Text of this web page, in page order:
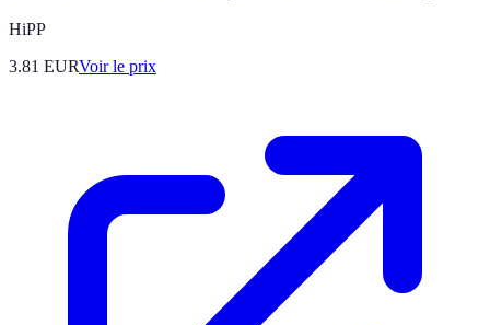
HiPP
3.81 EURVoir le prix